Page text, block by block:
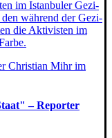
im Istanbuler Gezi-
während der Gezi-
die Aktivisten im
– Reporter